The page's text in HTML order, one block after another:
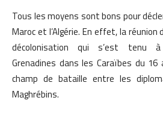
Tous les moyens sont bons pour
Maroc et l’Algérie. En effet, la réunion
décolonisation qui s’est tenu à
Grenadines dans les Caraïbes du
champ de bataille entre les
Maghrébins.